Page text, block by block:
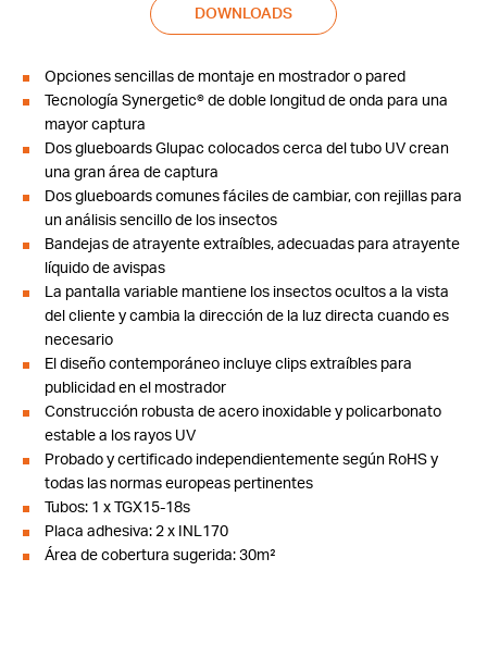
DOWNLOADS
Opciones sencillas de montaje en mostrador o pared
Tecnología Synergetic® de doble longitud de onda para una
mayor captura
Dos glueboards Glupac colocados cerca del tubo UV crean
una gran área de captura
Dos glueboards comunes fáciles de cambiar, con rejillas para
un análisis sencillo de los insectos
Bandejas de atrayente extraíbles, adecuadas para atrayente
líquido de avispas
La pantalla variable mantiene los insectos ocultos a la vista
del cliente y cambia la dirección de la luz directa cuando es
necesario
El diseño contemporáneo incluye clips extraíbles para
publicidad en el mostrador
Construcción robusta de acero inoxidable y policarbonato
estable a los rayos UV
Probado y certificado independientemente según RoHS y
todas las normas europeas pertinentes
Tubos: 1 x TGX15-18s
Placa adhesiva: 2 x INL170
Área de cobertura sugerida: 30m²